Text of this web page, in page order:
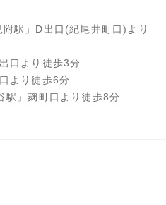
駅」D出口(紀尾井町口)より
口より徒歩3分
より徒歩6分
駅」麹町口より徒歩8分